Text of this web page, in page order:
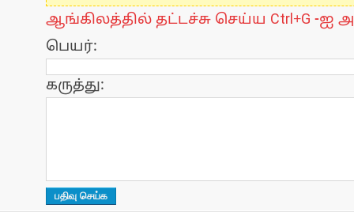
ஆங்கிலத்தில் தட்டச்சு செய்ய Ctrl+G -ஐ
பெயர்:
கருத்து: